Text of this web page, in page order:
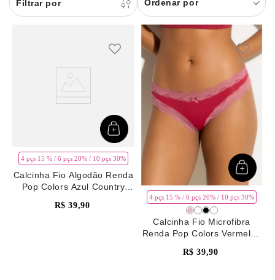
Ordenar por
4 pçs 15 % / 6 pçs 20% / 10 pçs 30%
Calcinha Fio Algodão Renda
Pop Colors Azul Country
R$ 39,90
4 pçs 15 % / 6 pçs 20% / 10 pçs 30%
Calcinha Fio Microfibra
Renda Pop Colors Vermelho
R$ 39,90
8
9 sutiã renda
body